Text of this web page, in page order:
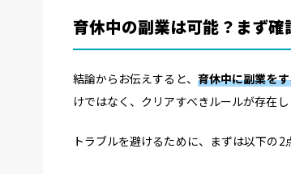
育休中の副業は可能？まず
結論からお伝えすると、 育休中に副業を
けではなく、クリアすべきルールが存在し
トラブルを避けるために、まずは以下の2